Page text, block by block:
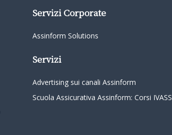
Servizi Corporate
Assinform Solutions
Servizi
Advertising sui canali Assinform
Scuola Assicurativa Assinform: Corsi IVASS